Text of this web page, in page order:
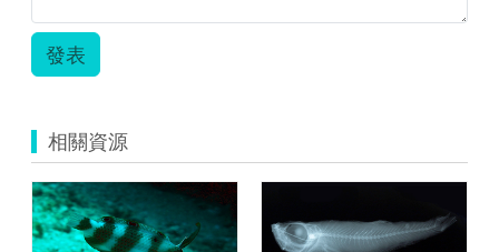
發表
相關資源